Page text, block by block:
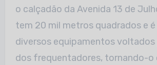
o calçadão da Avenida 13 de
tem 20 mil metros quadrados e
diversos equipamentos voltados
dos frequentadores, tornando-o